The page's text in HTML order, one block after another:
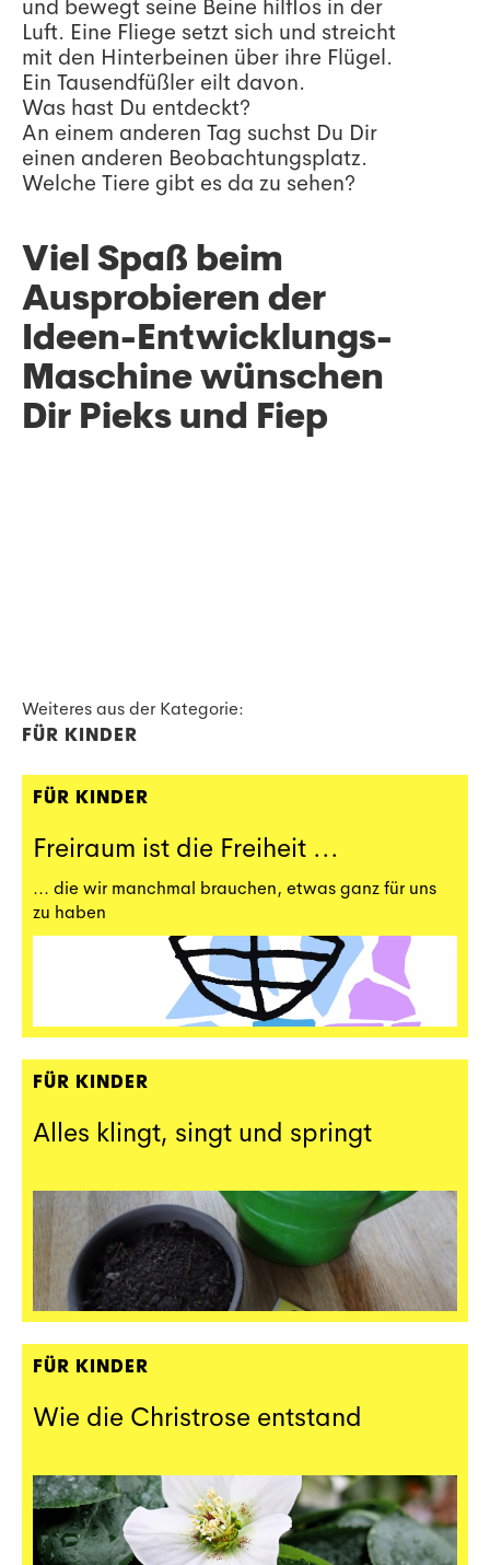
und bewegt seine Beine hilflos in der
Luft. Eine Fliege setzt sich und streicht
mit den Hinterbeinen über ihre Flügel.
Ein Tausendfüßler eilt davon.
Was hast Du entdeckt?
An einem anderen Tag suchst Du Dir
einen anderen Beobachtungsplatz.
Welche Tiere gibt es da zu sehen?
Viel Spaß beim
Ausprobieren der
Ideen-Entwicklungs-
Maschine wünschen
Dir Pieks und Fiep
Weiteres aus der Kategorie:
FÜR KINDER
FÜR KINDER
Freiraum ist die Freiheit ...
... die wir manchmal brauchen, etwas ganz für uns
zu haben
FÜR KINDER
Alles klingt, singt und springt
FÜR KINDER
Wie die Christrose entstand